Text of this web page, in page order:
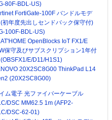
80F-BDL-US)
FortiGate-100F バンドルモデ
(初年度先出しセンドバック保守付)
100F-BDL-US)
OpenBlocks IoT FX1/E
保守及びサブスクリプション1年付
E/D11/H1S1)
20X2SC8G00 ThinkPad L14
(20X2SC8G00)
ム電子 光ファイバーケーブル
DSC MM62.5 1m (AFP2-
DSC-62-01)